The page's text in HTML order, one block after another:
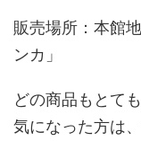
販売場所：本館
ンカ」
どの商品もとて
気になった方は